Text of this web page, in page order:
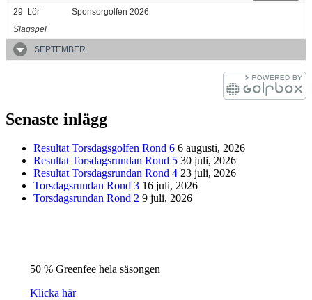
29 Lör
Sponsorgolfen 2026
Slagspel
SEPTEMBER
Senaste inlägg
Resultat Torsdagsgolfen Rond 6 6 augusti, 2026
Resultat Torsdagsrundan Rond 5 30 juli, 2026
Resultat Torsdagsrundan Rond 4 23 juli, 2026
Torsdagsrundan Rond 3 16 juli, 2026
Torsdagsrundan Rond 2 9 juli, 2026
50 % Greenfee hela säsongen
Klicka här